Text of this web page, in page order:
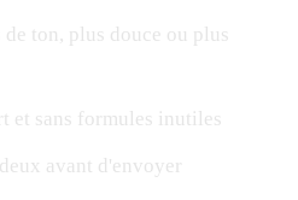
ton, plus douce ou plus
et sans formules inutiles
avant d'envoyer